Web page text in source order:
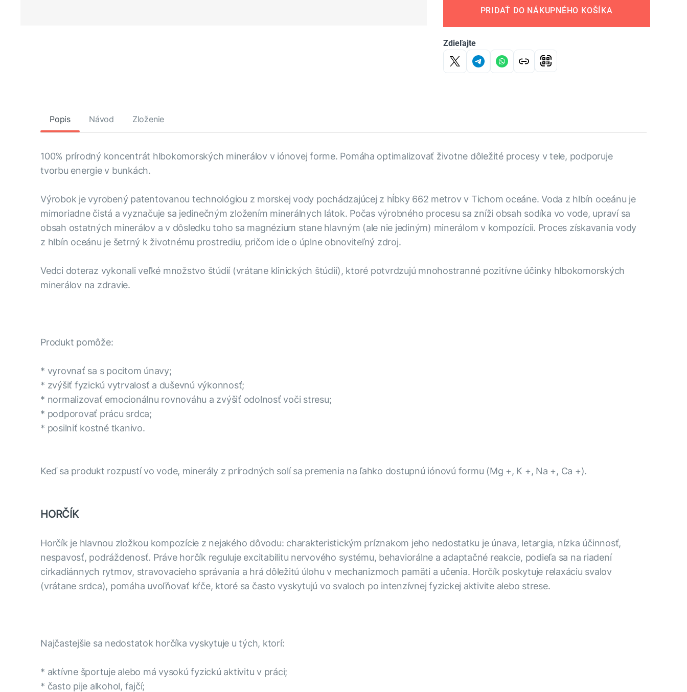
PRIDAŤ DO NÁKUPNÉHO KOŠÍKA
Zdieľajte
Popis Návod Zloženie
100% prírodný koncentrát hlbokomorských minerálov v iónovej forme. Pomáha optimalizovať životne dôležité procesy v tele, podporuje
tvorbu energie v bunkách.
Výrobok je vyrobený patentovanou technológiou z morskej vody pochádzajúcej z hĺbky 662 metrov v Tichom oceáne. Voda z hlbín oceánu je
mimoriadne čistá a vyznačuje sa jedinečným zložením minerálnych látok. Počas výrobného procesu sa zníži obsah sodíka vo vode, upraví sa
obsah ostatných minerálov a v dôsledku toho sa magnézium stane hlavným (ale nie jediným) minerálom v kompozícii. Proces získavania vody
z hlbín oceánu je šetrný k životnému prostrediu, pričom ide o úplne obnoviteľný zdroj.
Vedci doteraz vykonali veľké množstvo štúdií (vrátane klinických štúdií), ktoré potvrdzujú mnohostranné pozitívne účinky hlbokomorských
minerálov na zdravie.
Produkt pomôže:
* vyrovnať sa s pocitom únavy;
* zvýšiť fyzickú vytrvalosť a duševnú výkonnosť;
* normalizovať emocionálnu rovnováhu a zvýšiť odolnosť voči stresu;
* podporovať prácu srdca;
* posilniť kostné tkanivo.
Keď sa produkt rozpustí vo vode, minerály z prírodných solí sa premenia na ľahko dostupnú iónovú formu (Mg +, K +, Na +, Ca +).
HORČÍK
Horčík je hlavnou zložkou kompozície z nejakého dôvodu: charakteristickým príznakom jeho nedostatku je únava, letargia, nízka účinnosť,
nespavosť, podráždenosť. Práve horčík reguluje excitabilitu nervového systému, behaviorálne a adaptačné reakcie, podieľa sa na riadení
cirkadiánnych rytmov, stravovacieho správania a hrá dôležitú úlohu v mechanizmoch pamäti a učenia. Horčík poskytuje relaxáciu svalov
(vrátane srdca), pomáha uvoľňovať kŕče, ktoré sa často vyskytujú vo svaloch po intenzívnej fyzickej aktivite alebo strese.
Najčastejšie sa nedostatok horčíka vyskytuje u tých, ktorí:
* aktívne športuje alebo má vysokú fyzickú aktivitu v práci;
* často pije alkohol, fajčí;